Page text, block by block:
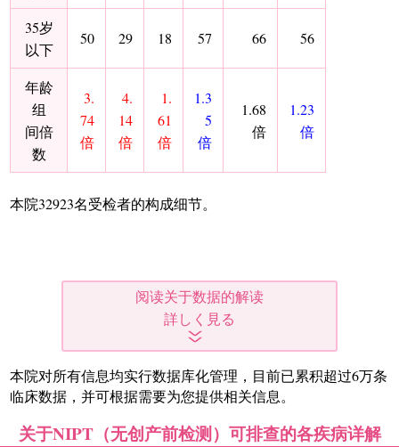
35岁
以下
50 29 18 57 66 56
年龄
组
间倍
数
3.
74
倍
4.
14
倍
1.
61
倍
1.3
5
倍
1.68
倍
1.23
倍
本院32923名受检者的构成细节。
阅读关于数据的解读
本院对所有信息均实行数据库化管理，目前已累积超过6万条
临床数据，并可根据需要为您提供相关信息。
关于NIPT（无创产前检测）可排查的各疾病详解